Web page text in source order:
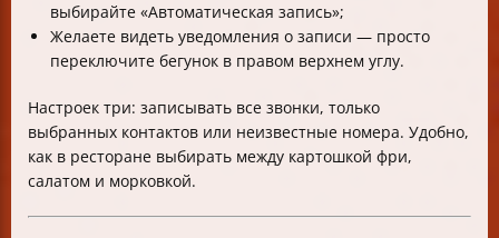
выбирайте «Автоматическая запись»;
Желаете видеть уведомления о записи — просто
переключите бегунок в правом верхнем углу.
Настроек три: записывать все звонки, только
выбранных контактов или неизвестные номера. Удобно,
как в ресторане выбирать между картошкой фри,
салатом и морковкой.